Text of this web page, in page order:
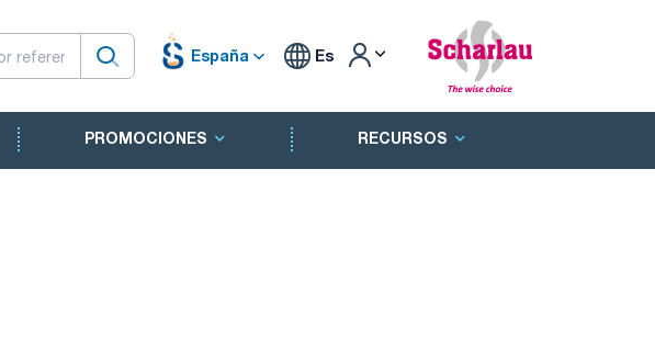
España Es
PROMOCIONES RECURSOS